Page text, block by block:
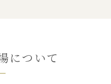
について